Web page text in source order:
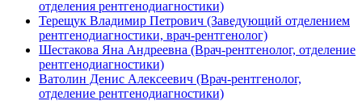
отделения рентгенодиагностики)
Терещук Владимир Петрович (Заведующий отделением
рентгенодиагностики, врач-рентгенолог)
Шестакова Яна Андреевна (Врач-рентгенолог, отделение
рентгенодиагностики)
Ватолин Денис Алексеевич (Врач-рентгенолог,
отделение рентгенодиагностики)